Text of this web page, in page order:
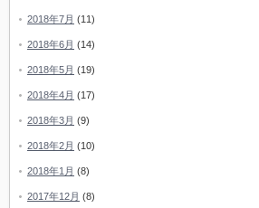
2018年7月 (11)
2018年6月 (14)
2018年5月 (19)
2018年4月 (17)
2018年3月 (9)
2018年2月 (10)
2018年1月 (8)
2017年12月 (8)